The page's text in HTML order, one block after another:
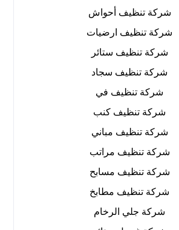
شركة تنظيف أحواش
شركة تنظيف ارضيات
شركة تنظيف ستائر
شركة تنظيف سجاد
شركة تنظيف في
شركة تنظيف كنب
شركة تنظيف مباني
شركة تنظيف مراتب
شركة تنظيف مسابح
شركة تنظيف مطابخ
شركة جلي الرخام